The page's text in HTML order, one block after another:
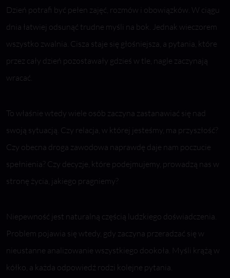
Dzień potrafi być pełen zajęć, rozmów i obowiązków. W ciągu
dnia łatwiej odsunąć trudne myśli na bok. Jednak wieczorem
wszystko zwalnia. Cisza staje się głośniejsza, a pytania, które
przez cały dzień pozostawały gdzieś w tle, nagle zaczynają
wracać.
To właśnie wtedy wiele osób zaczyna zastanawiać się nad
swoją sytuacją. Czy relacja, w której jesteśmy, ma przyszłość?
Czy obecna droga zawodowa naprawdę daje nam poczucie
spełnienia? Czy decyzje, które podejmujemy, prowadzą nas w
stronę życia, jakiego pragniemy?
Niepewność jest naturalną częścią ludzkiego doświadczenia.
Problem pojawia się wtedy, gdy zaczyna przeradzać się w
nieustanne analizowanie wszystkiego dookoła. Myśli krążą w
kółko, a każda odpowiedź rodzi kolejne pytania.